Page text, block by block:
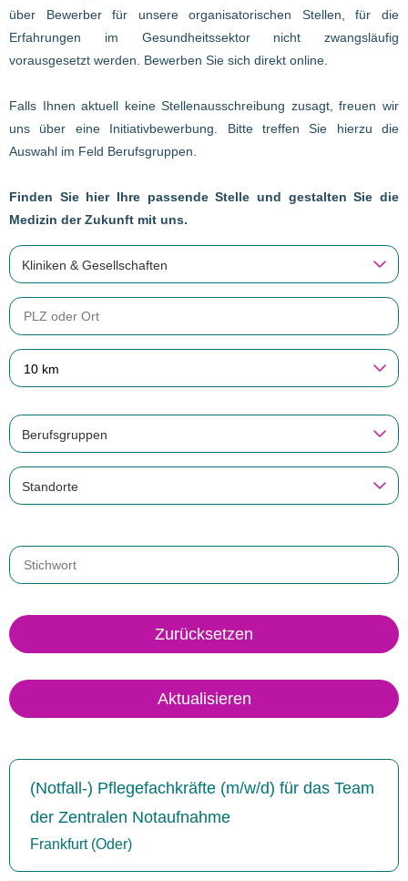
über Bewerber für unsere organisatorischen Stellen, für die
Erfahrungen im Gesundheitssektor nicht zwangsläufig
vorausgesetzt werden. Bewerben Sie sich direkt online.
Falls Ihnen aktuell keine Stellenausschreibung zusagt, freuen wir
uns über eine Initiativbewerbung. Bitte treffen Sie hierzu die
Auswahl im Feld Berufsgruppen.
Finden Sie hier Ihre passende Stelle und gestalten Sie die
Medizin der Zukunft mit uns.
Kliniken & Gesellschaften
10 km
Berufsgruppen
Standorte
Zurücksetzen
Aktualisieren
(Notfall-) Pflegefachkräfte (m/w/d) für das Team
der Zentralen Notaufnahme
Frankfurt (Oder)